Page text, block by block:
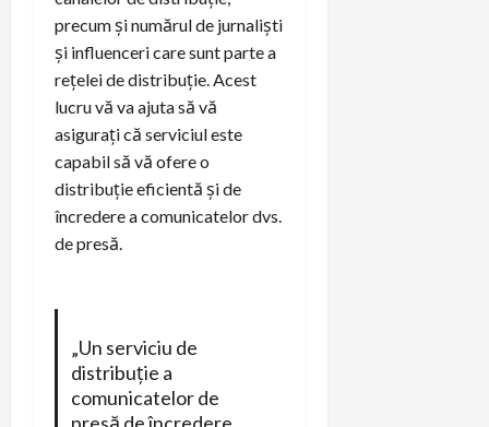
precum și numărul de jurnaliști
și influenceri care sunt parte a
rețelei de distribuție. Acest
lucru vă va ajuta să vă
asigurați că serviciul este
capabil să vă ofere o
distribuție eficientă și de
încredere a comunicatelor dvs.
de presă.
„Un serviciu de
distribuție a
comunicatelor de
presă de încredere